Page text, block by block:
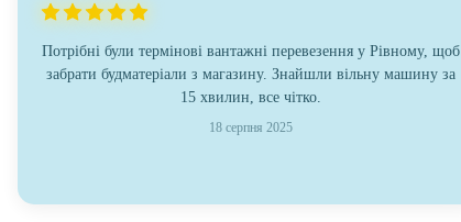
Потрібні були термінові вантажні перевезення у Рівному, щоб
забрати будматеріали з магазину. Знайшли вільну машину за
15 хвилин, все чітко.
18 серпня 2025